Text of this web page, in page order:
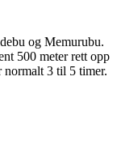
og Memurubu.
500 meter rett opp
normalt 3 til 5 timer.